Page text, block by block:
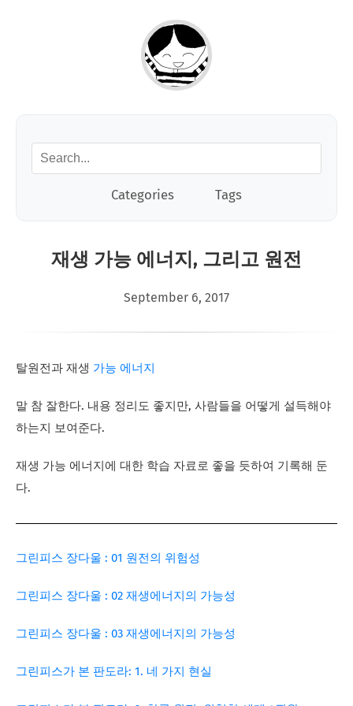
Categories Tags
재생 가능 에너지, 그리고 원전
September 6, 2017
탈원전과 재생 가능 에너지
말 참 잘한다. 내용 정리도 좋지만, 사람들을 어떻게 설득해야
하는지 보여준다.
재생 가능 에너지에 대한 학습 자료로 좋을 듯하여 기록해 둔
다.
그린피스 장다울 : 01 원전의 위험성
그린피스 장다울 : 02 재생에너지의 가능성
그린피스 장다울 : 03 재생에너지의 가능성
그린피스가 본 판도라: 1. 네 가지 현실